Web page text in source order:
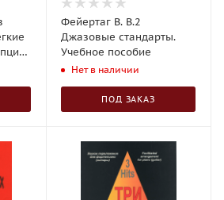
Фейертаг В. В.2
Джазовые стандарты.
Учебное пособие
Нет в наличии
ПОД ЗАКАЗ